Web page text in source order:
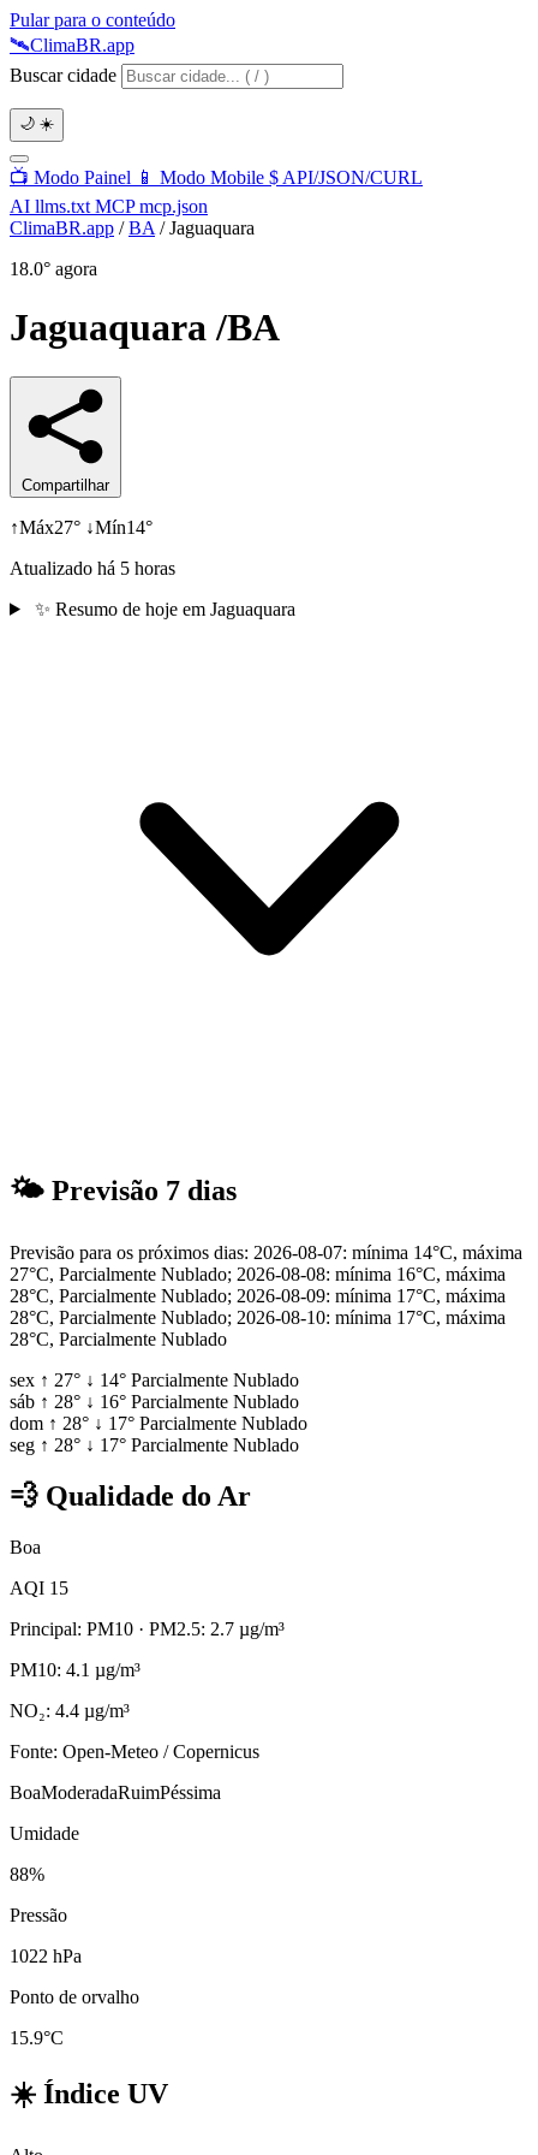
Pular para o conteúdo
🛰️ClimaBR.app
Buscar cidade
🌙 ☀️
📺 Modo Painel 📱 Modo Mobile $ API/JSON/CURL
AI llms.txt MCPmcp.json
ClimaBR.app / BA / Jaguaquara
18.0° agora
Jaguaquara/BA
Compartilhar
↑Máx27° ↓Mín14°
Atualizado há 5 horas
✨ Resumo de hoje em Jaguaquara
🌤 Previsão 7 dias
Previsão para os próximos dias: 2026-08-07: mínima 14°C, máxima
27°C, Parcialmente Nublado; 2026-08-08: mínima 16°C, máxima
28°C, Parcialmente Nublado; 2026-08-09: mínima 17°C, máxima
28°C, Parcialmente Nublado; 2026-08-10: mínima 17°C, máxima
28°C, Parcialmente Nublado
sex ↑ 27° ↓ 14° Parcialmente Nublado
sáb ↑ 28° ↓ 16° Parcialmente Nublado
dom ↑ 28° ↓ 17° Parcialmente Nublado
seg ↑ 28° ↓ 17° Parcialmente Nublado
💨 Qualidade do Ar
Boa
AQI 15
Principal: PM10 · PM2.5: 2.7 µg/m³
PM10: 4.1 µg/m³
NO₂: 4.4 µg/m³
Fonte: Open-Meteo / Copernicus
BoaModeradaRuimPéssima
Umidade
88%
Pressão
1022 hPa
Ponto de orvalho
15.9°C
☀️ Índice UV